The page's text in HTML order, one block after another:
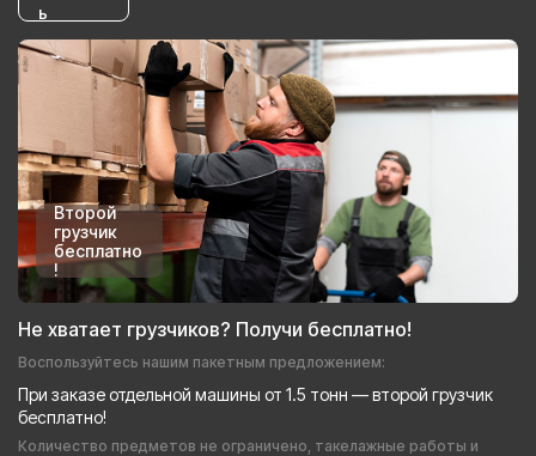
ь
Второй
грузчик
бесплатно
!
Не хватает грузчиков? Получи бесплатно!
Воспользуйтесь нашим пакетным предложением:
При заказе отдельной машины от 1.5 тонн — второй грузчик
бесплатно!
Количество предметов не ограничено, такелажные работы и